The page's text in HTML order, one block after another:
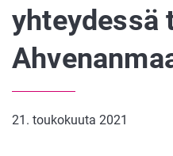
yhteydessä
21. toukokuuta 2021